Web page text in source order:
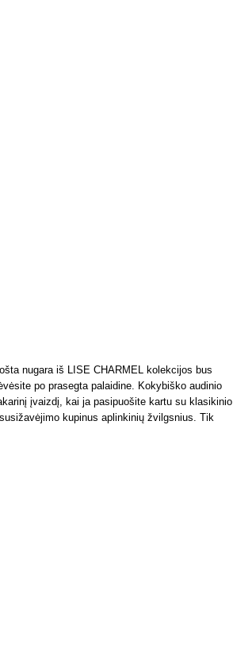
nugara iš LISE CHARMEL kolekcijos bus
po prasegta palaidine. Kokybiško audinio
įvaizdį, kai ja pasipuošite kartu su klasikinio
kupinus aplinkinių žvilgsnius. Tik